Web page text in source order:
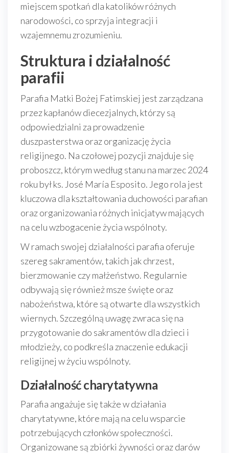
miejscem spotkań dla katolików różnych
narodowości, co sprzyja integracji i
wzajemnemu zrozumieniu.
Struktura i działalność
parafii
Parafia Matki Bożej Fatimskiej jest zarządzana
przez kapłanów diecezjalnych, którzy są
odpowiedzialni za prowadzenie
duszpasterstwa oraz organizację życia
religijnego. Na czołowej pozycji znajduje się
proboszcz, którym według stanu na marzec 2024
roku był ks. José María Esposito. Jego rola jest
kluczowa dla kształtowania duchowości parafian
oraz organizowania różnych inicjatyw mających
na celu wzbogacenie życia wspólnoty.
W ramach swojej działalności parafia oferuje
szereg sakramentów, takich jak chrzest,
bierzmowanie czy małżeństwo. Regularnie
odbywają się również msze święte oraz
nabożeństwa, które są otwarte dla wszystkich
wiernych. Szczególną uwagę zwraca się na
przygotowanie do sakramentów dla dzieci i
młodzieży, co podkreśla znaczenie edukacji
religijnej w życiu wspólnoty.
Działalność charytatywna
Parafia angażuje się także w działania
charytatywne, które mają na celu wsparcie
potrzebujących członków społeczności.
Organizowane są zbiórki żywności oraz darów